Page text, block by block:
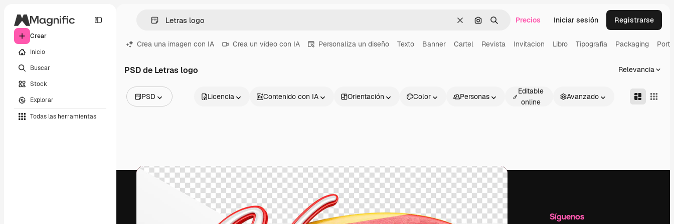
Crear
Inicio
Buscar
Stock
Explorar
Todas las herramientas
BorrarBuscar por imagen
BuscarPrecios Iniciar sesión Registrarse
Crea una imagen con IA Crea un vídeo con IA Personaliza un diseño Texto Banner Cartel Revista Invitacion Libro Tipografia Packaging
PSD de Letras logo Relevancia
PSD
Vídeos
Clips de vídeo
Motion graphics
Plantillas de vídeos
Licencia Contenido con IA Orientación Color Personas
Editable
online
Avanzado
Productos Información útil Empresa Síguenos